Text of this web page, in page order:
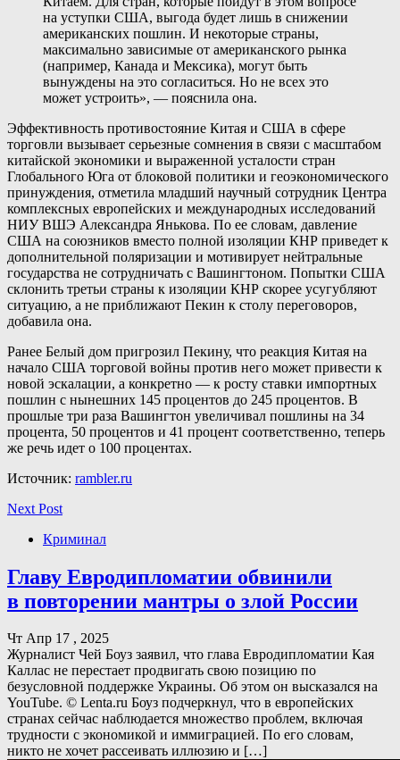
на уступки США, выгода будет лишь в снижении
американских пошлин. И некоторые страны,
максимально зависимые от американского рынка
(например, Канада и Мексика), могут быть
вынуждены на это согласиться. Но не всех это
может устроить», — пояснила она.
Эффективность противостояние Китая и США в сфере
торговли вызывает серьезные сомнения в связи с масштабом
китайской экономики и выраженной усталости стран
Глобального Юга от блоковой политики и геоэкономического
принуждения, отметила младший научный сотрудник Центра
комплексных европейских и международных исследований
НИУ ВШЭ Александра Янькова. По ее словам, давление
США на союзников вместо полной изоляции КНР приведет к
дополнительной поляризации и мотивирует нейтральные
государства не сотрудничать с Вашингтоном. Попытки США
склонить третьи страны к изоляции КНР скорее усугубляют
ситуацию, а не приближают Пекин к столу переговоров,
добавила она.
Ранее Белый дом пригрозил Пекину, что реакция Китая на
начало США торговой войны против него может привести к
новой эскалации, а конкретно — к росту ставки импортных
пошлин с нынешних 145 процентов до 245 процентов. В
прошлые три раза Вашингтон увеличивал пошлины на 34
процента, 50 процентов и 41 процент соответственно, теперь
же речь идет о 100 процентах.
Источник: rambler.ru
Next Post
Криминал
Главу Евродипломатии обвинили
в повторении мантры о злой России
Чт Апр 17 , 2025
Журналист Чей Боуз заявил, что глава Евродипломатии Кая
Каллас не перестает продвигать свою позицию по
безусловной поддержке Украины. Об этом он высказался на
YouTube. © Lenta.ru Боуз подчеркнул, что в европейских
странах сейчас наблюдается множество проблем, включая
трудности с экономикой и иммиграцией. По его словам,
никто не хочет рассеивать иллюзию и […]